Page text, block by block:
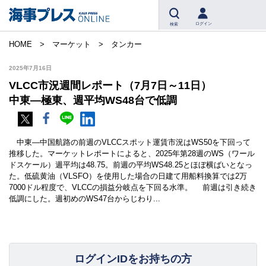
検索 ログイン
HOME マーケット タンカー
2025年7月16日
VLCC市況週間レポート（7月7日～11日）
中東―極東、週平均WS48台で低調
中東―中国航路の前週のVLCCスポット運賃市況はWS50を下回って
推移した。マーケットレポートによると、2025年第28週のWS（ワール
ドスケール）週平均は48.75。前週の平均WS48.25とほぼ横ばいとなっ
た。低硫黄油（VLSFO）を使用した場合の日建て用船料換算では2万
7000ドル程度で、VLCCの損益分岐点を下回る水準。 前週は引き続き
低調にした。週初めのWS47台からじわり...
ログインIDをお持ちの方